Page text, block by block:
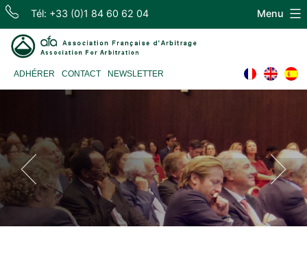
Skip
content
Tél: +33 (0)1 84 60 62 04
ADHÉRER CONTACT NEWSLETTER
Menu